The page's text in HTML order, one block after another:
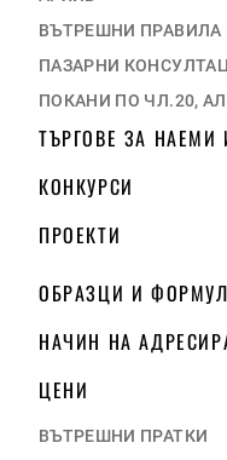
ВЪТРЕШНИ ПРАВИЛА
ПАЗАРНИ
ПОКАНИ ПО ЧЛ.20,
ТЪРГОВЕ ЗА
КОНКУРСИ
ПРОЕКТИ
ОБРАЗЦИ И
НАЧИН НА
ЦЕНИ
ВЪТРЕШНИ ПРАТКИ